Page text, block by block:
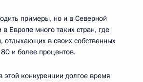
примеры, но и в Северной
Европе много таких стран, где
отдыхающих в своих собственных
и более процентов.
конкуренции долгое время